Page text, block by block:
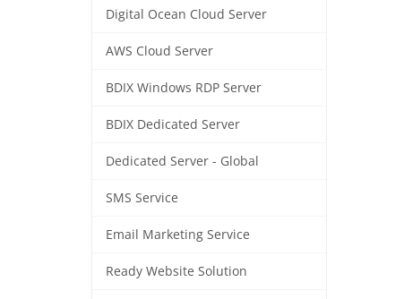
Digital Ocean Cloud Server
AWS Cloud Server
BDIX Windows RDP Server
BDIX Dedicated Server
Dedicated Server - Global
SMS Service
Email Marketing Service
Ready Website Solution